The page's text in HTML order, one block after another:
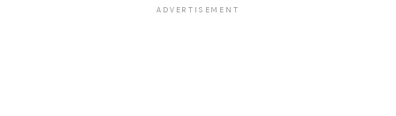
ADVERTISEMENT